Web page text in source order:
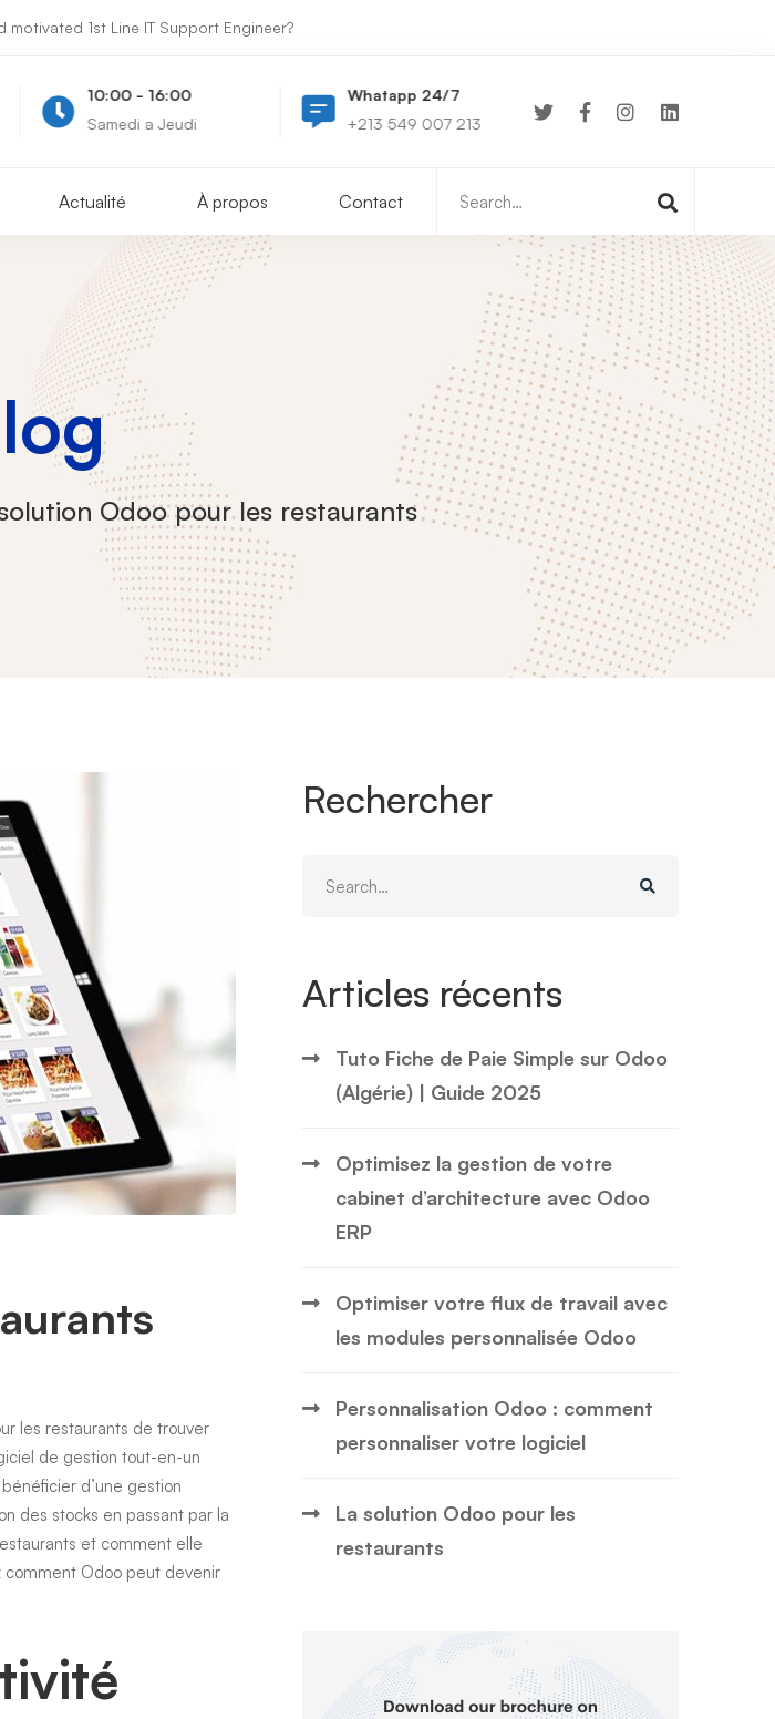
motivated 1st Line IT Support Engineer?
10:00 - 16:00
Samedi a Jeudi
Whatapp 24/7
+213 549 007 213
hello@tab-cs.tech
Actualité À propos Contact
Odoo pour les restaurants
les restaurants de trouver
de gestion tout-en-un
d’une gestion
des stocks en passant par la
et comment elle
Odoo peut devenir
Rechercher
Articles récents
Tuto Fiche de Paie Simple sur Odoo
(Algérie) | Guide 2025
Optimisez la gestion de votre
cabinet d’architecture avec Odoo
ERP
Optimiser votre flux de travail avec
les modules personnalisée Odoo
Personnalisation Odoo : comment
personnaliser votre logiciel
La solution Odoo pour les
restaurants